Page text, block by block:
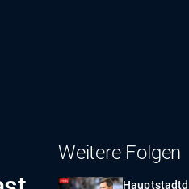
Weitere Folgen